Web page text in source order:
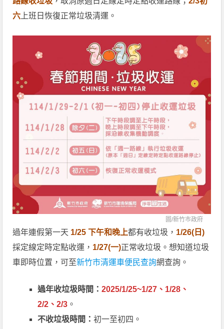
六 上班日恢復正常垃圾清運。
圖/新竹市政府
過年連假第一天 1/25 下午和晚上都有收垃圾， 1/26(日)
採定線定時定點收運， 1/27(一)正常收垃圾。想知道垃圾
車即時位置，可至新竹市清運車便民查詢網查詢。
過年收垃圾時間：2025/1/25~1/27、1/28、
2/2、2/3 。
不收垃圾時間：初一至初四。